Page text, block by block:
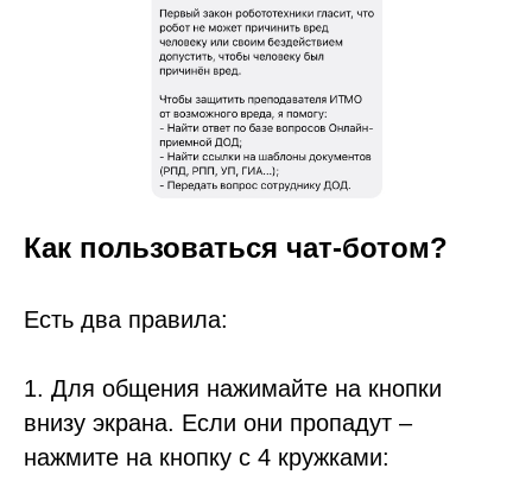
Как пользоваться чат-ботом?
Есть два правила:
1. Для общения нажимайте на кнопки
внизу экрана. Если они пропадут –
нажмите на кнопку с 4 кружками: